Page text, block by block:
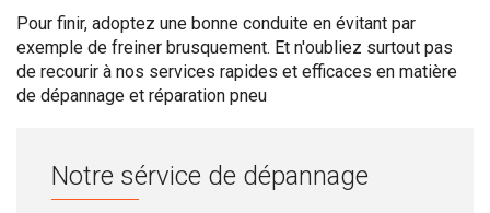
Pour finir, adoptez une bonne conduite en évitant par
exemple de freiner brusquement. Et n'oubliez surtout pas
de recourir à nos services rapides et efficaces en matière
de dépannage et réparation pneu
Notre sérvice de dépannage